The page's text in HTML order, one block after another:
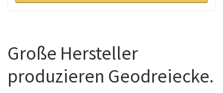
Große Hersteller
produzieren Geodreiecke.